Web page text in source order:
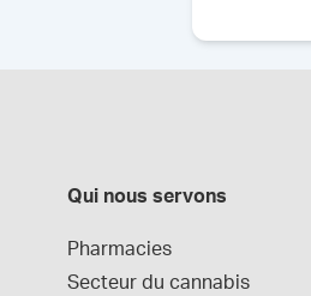
Qui nous servons
Pharmacies
Secteur du cannabis